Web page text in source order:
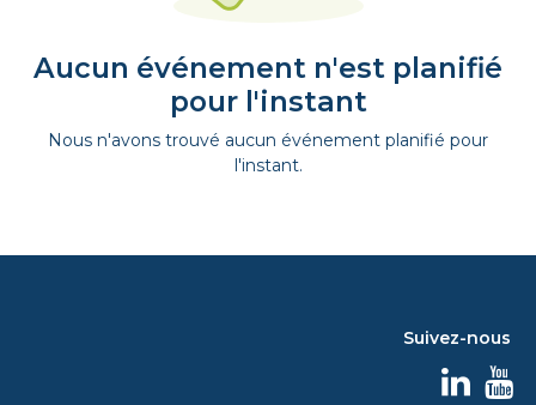
Aucun événement n'est planifié
pour l'instant
Nous n'avons trouvé aucun événement planifié pour
l'instant.
Suivez-nous